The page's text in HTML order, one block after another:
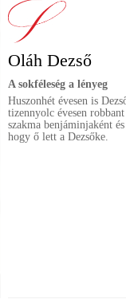
Oláh Dezső
A sokféleség a lényeg
Huszonhét évesen is
tizennyolc évesen
szakma benjáminjaként
hogy ő lett a Dezsőke.